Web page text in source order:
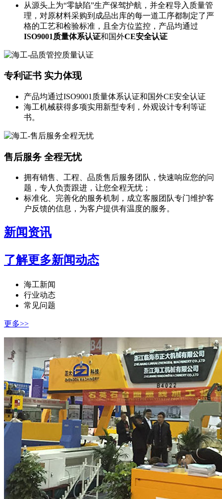
从源头上为“零缺陷”生产保驾护航，并全程导入质量管
理，对原材料采购到成品出库的每一道工序都制定了严
格的工艺和检验标准，且全方位监控，产品均通过
ISO9001质量体系认证和国外CE安全认证
专利证书 实力体现
产品均通过ISO9001质量体系认证和国外CE安全认证
海工机械获得多项实用新型专利，外观设计专利等证
书。
售后服务 全程无忧
拥有销售、工程、品质售后服务团队，快速响应您的问
题，专人负责跟进，让您全程无忧；
标准化、完善化的服务机制，成立客服团队专门维护客
户反馈的信息，为客户提供有温度的服务。
新闻资讯
了解更多新闻动态
海工新闻
行业动态
常见问题
更多>>